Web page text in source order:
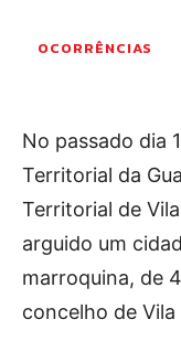
Onde comprar o
Voz da
»»» Fundação
OCORRÊNCIAS
No passado dia
Territorial da
Territorial de
arguido um
marroquina, de
concelho de